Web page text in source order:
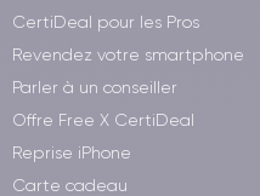
CertiDeal pour les Pros
Revendez votre smartphone
Parler à un conseiller
Offre Free X CertiDeal
Reprise iPhone
Carte cadeau